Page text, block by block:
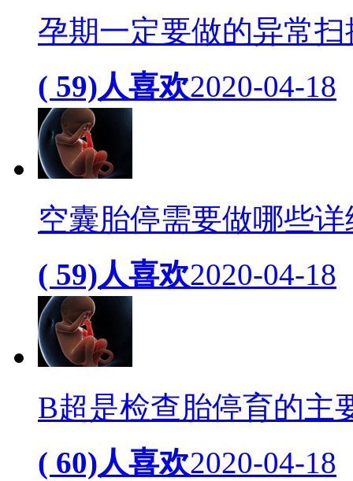
孕期一定要做的异常扫
( 59)人喜欢2020-04-18
空囊胎停需要做哪些
( 59)人喜欢2020-04-18
B超是检查胎停育的主
( 60)人喜欢2020-04-18